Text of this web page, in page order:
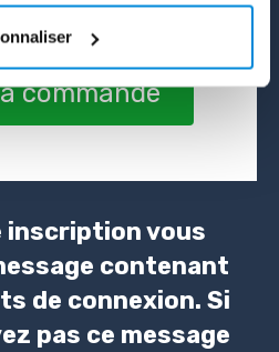
les liens de désinscription
commande
inscription vous
contenant
de connexion. Si
pas ce message